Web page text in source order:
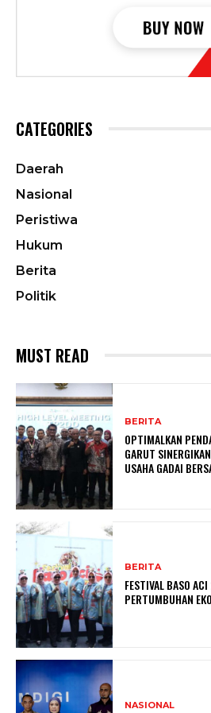
CATEGORIES
Daerah
Nasional
Peristiwa
Hukum
Berita
Politik
MUST READ
BERITA
OPTIMALKAN
GARUT
USAHA GADAI
BERITA
FESTIVAL BASO
PERTUMBUHAN
NASIONAL